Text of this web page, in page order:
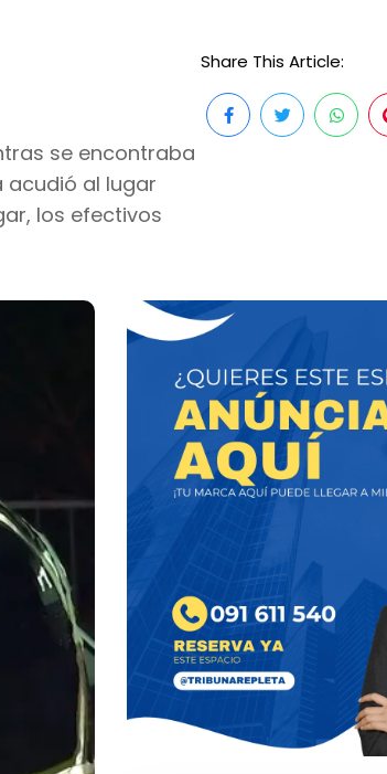
se encontraba
acudió al lugar
los efectivos
Share This Article: